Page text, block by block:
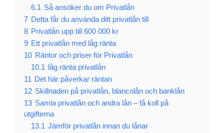
6.1 Så ansöker du om Privatlån
7 Detta får du använda ditt privatlån till
8 Privatlån upp till 600 000 kr
9 Ett privatlån med låg ränta
10 Räntor och priser för Privatlån
10.1 låg ränta privatlån
11 Det här påverkar räntan
12 Skillnaden på privatlån, blancolån och banklån
13 Samla privatlån och andra lån – få koll på
utgifterna
13.1 Jämför privatlån innan du lånar